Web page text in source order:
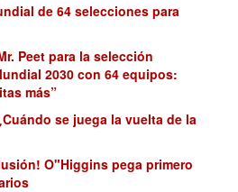
de 64 selecciones para
Peet para la selección
2030 con 64 equipos:
más”
se juega la vuelta de la
O"Higgins pega primero